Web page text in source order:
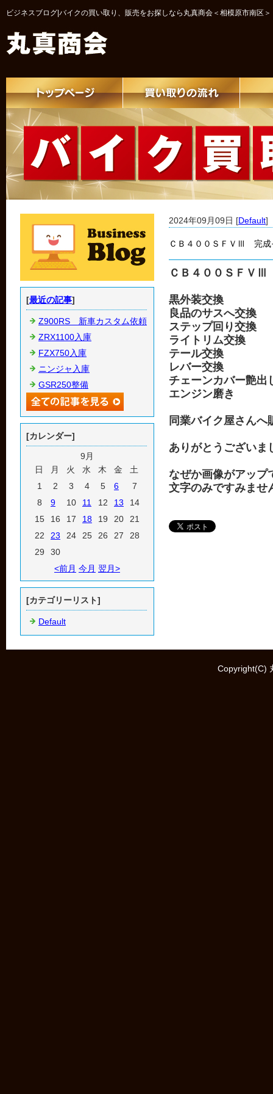
ビジネスブログ|バイクの買い取り、販売をお探しなら丸真商会＜相模原市南区＞
2024年09月09日 [Default]
ＣＢ４００ＳＦＶⅢ 完成
ＣＢ４００ＳＦ
黒外装交換
良品のサスへ交換
ステップ回り交換
ライトリム交換
テール交換
レバー交換
チェーンカバー艶出
エンジン磨き
同業バイク屋さんへ
ありがとうございま
なぜか画像がアップ
文字のみですみませ
[最近の記事]
Z900RS 新車カスタム依頼
ZRX1100入庫
FZX750入庫
ニンジャ入庫
GSR250整備
[カレンダー]
9月
日
月 火 水 木 金
土
1
2 3 4 5 6
7
8
9 10 11 12 13
14
15
16 17 18 19 20
21
22
23 24 25 26 27
28
29
30
<前月 今月 翌月>
[カテゴリーリスト]
Default
Copyright(C)